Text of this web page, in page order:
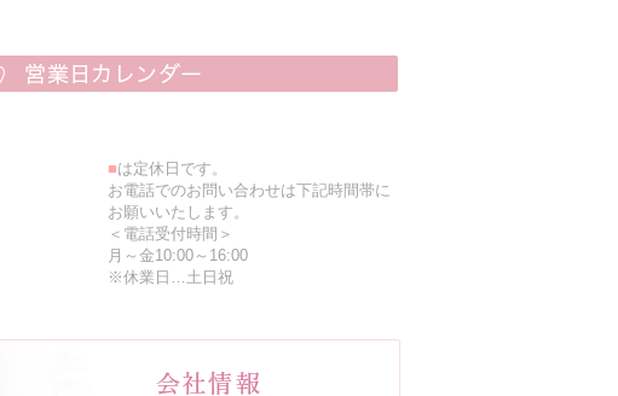
■は定休日です。
お電話でのお問い合わせは下記時間帯に
お願いいたします。
＜電話受付時間＞
月～金10:00～16:00
※休業日…土日祝